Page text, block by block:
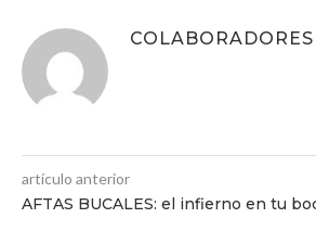
artículo anterior
AFTAS BUCALES: el infierno en tu